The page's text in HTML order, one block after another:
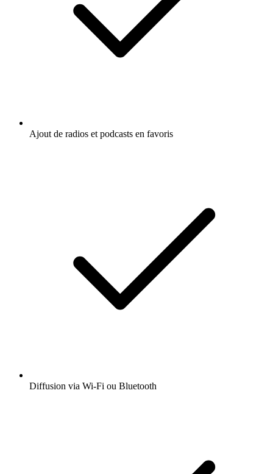
Ajout de radios et podcasts en favoris
Diffusion via Wi-Fi ou Bluetooth